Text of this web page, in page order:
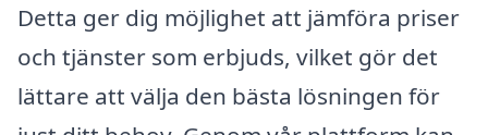
Detta ger dig möjlighet att jämföra priser
och tjänster som erbjuds, vilket gör det
lättare att välja den bästa lösningen för